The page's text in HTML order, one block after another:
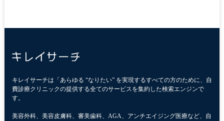
キレイサーチは「あらゆる “なりたい” を実現するすべての方のために、自
費診療クリニックの提供する全てのサービスを集約した検索エンジンで
す。
美容外科、美容皮膚科、審美歯科、AGA、アンチエイジング医療など、自